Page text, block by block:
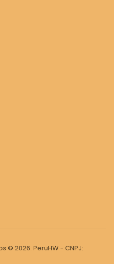
© 2026. PeruHW - CNPJ: